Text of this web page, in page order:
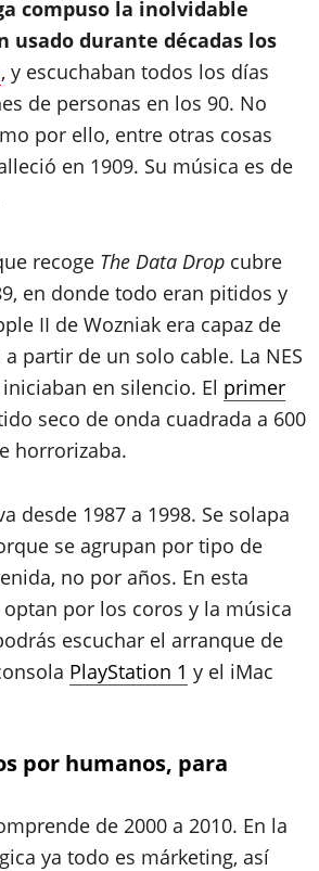
compuso la inolvidable
usado durante décadas los
, y escuchaban todos los días
de personas en los 90. No
por ello, entre otras cosas
en 1909. Su música es de
recoge The Data Drop cubre
en donde todo eran pitidos y
II de Wozniak era capaz de
partir de un solo cable. La NES
en silencio. El primer
seco de onda cuadrada a 600
horrorizaba.
desde 1987 a 1998. Se solapa
se agrupan por tipo de
no por años. En esta
por los coros y la música
escuchar el arranque de
PlayStation 1 y el iMac
por humanos, para
de 2000 a 2010. En la
ya todo es márketing, así